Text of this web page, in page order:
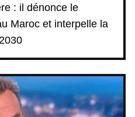
: il dénonce le
Maroc et interpelle la